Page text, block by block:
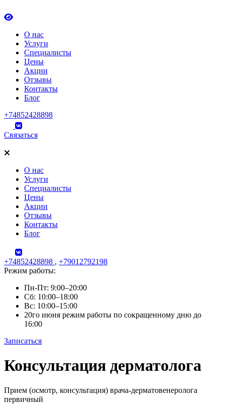
О нас
Услуги
Специалисты
Цены
Акции
Отзывы
Контакты
Блог
+74852428898
Связаться
О нас
Услуги
Специалисты
Цены
Акции
Отзывы
Контакты
Блог
+74852428898 , +79012792198
Режим работы:
Пн-Пт: 9:00–20:00
Сб: 10:00–18:00
Вс: 10:00–15:00
20го июня режим работы по сокращенному дню до
16:00
Записаться
Skip
to
Консультация дерматолога
Прием (осмотр, консультация) врача-дерматовенеролога
первичный